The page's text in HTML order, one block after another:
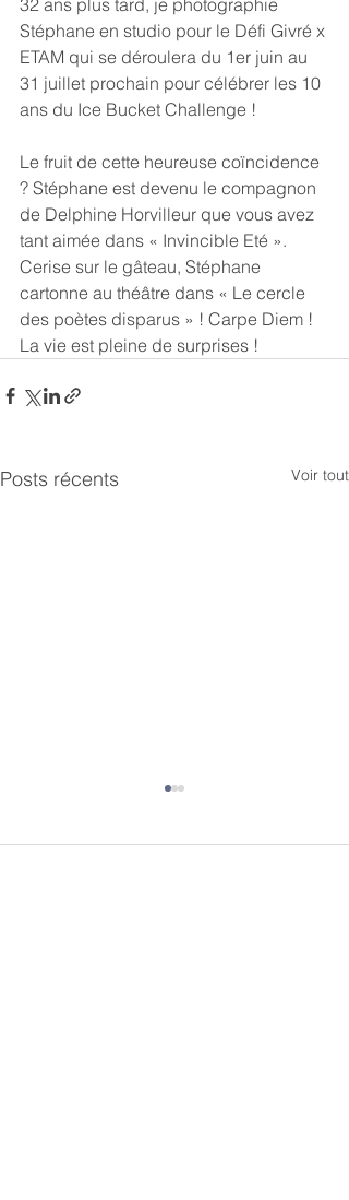
32 ans plus tard, je photographie
Stéphane en studio pour le Défi Givré x
ETAM qui se déroulera du 1er juin au
31 juillet prochain pour célébrer les 10
ans du Ice Bucket Challenge !
Le fruit de cette heureuse coïncidence
? Stéphane est devenu le compagnon
de Delphine Horvilleur que vous avez
tant aimée dans « Invincible Eté ».
Cerise sur le gâteau, Stéphane
cartonne au théâtre dans « Le cercle
des poètes disparus » ! Carpe Diem !
La vie est pleine de surprises !
Posts récents Voir tout